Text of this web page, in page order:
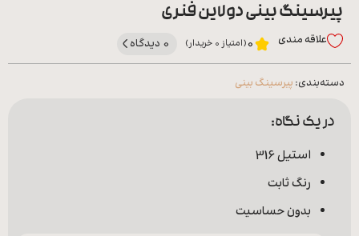
پیرسینگ بینی دولاین فنری
علاقه‌ مندی 0(امتیاز 0 خریدار) 0 دیدگاه
دسته‌بندی: پیرسینگ بینی
در یک نگاه:
استیل 316
رنگ ثابت
بدون حساسیت